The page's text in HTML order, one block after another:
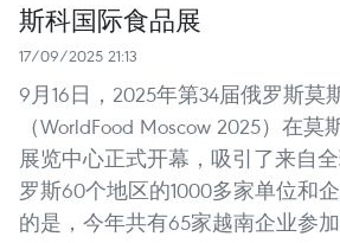
斯科国际食品展
17/09/2025 21:13
9月16日，2025年第34届俄罗斯莫
（WorldFood Moscow 2025）在
展览中心正式开幕，吸引了来自
罗斯60个地区的1000多家单位和
的是，今年共有65家越南企业参加